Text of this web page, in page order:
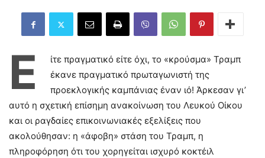
Ε
ίτε πραγματικό είτε όχι, το «κρούσμα» Τραμπ
έκανε πραγματικό πρωταγωνιστή της
προεκλογικής καμπάνιας έναν ιό! Άρκεσαν γι’
αυτό η σχετική επίσημη ανακοίνωση του Λευκού Οίκου
και οι ραγδαίες επικοινωνιακές εξελίξεις που
ακολούθησαν: η «άφοβη» στάση του Τραμπ, η
πληροφόρηση ότι του χορηγείται ισχυρό κοκτέιλ